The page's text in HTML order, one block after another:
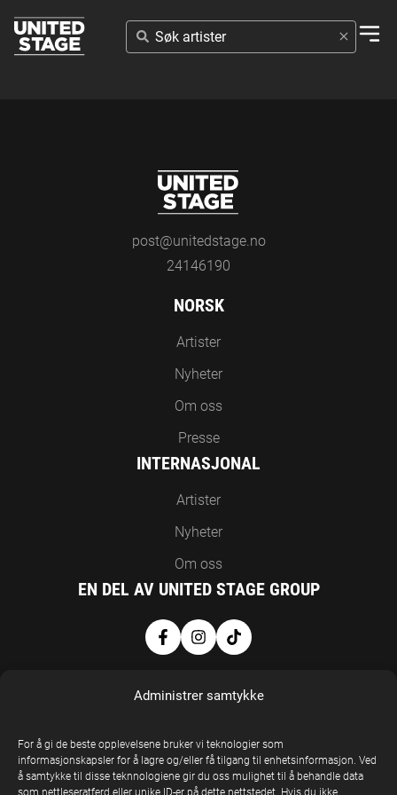
Administrer samtykke
For å gi de beste opplevelsene bruker vi teknologier som
informasjonskapsler for å lagre og/eller få tilgang til enhetsinformasjon. Ved
å samtykke til disse teknnologiene gir du oss mulighet til å behandle data
som nettleseratferd eller unike ID-er på dette nettstedet. Hvis du ikke
SØK
ARTISTER
post@unitedstage.no
24146190
NORSK
Artister
Nyheter
Om oss
Presse
INTERNASJONAL
Artister
Nyheter
Om oss
EN DEL AV UNITED STAGE GROUP
United Stage